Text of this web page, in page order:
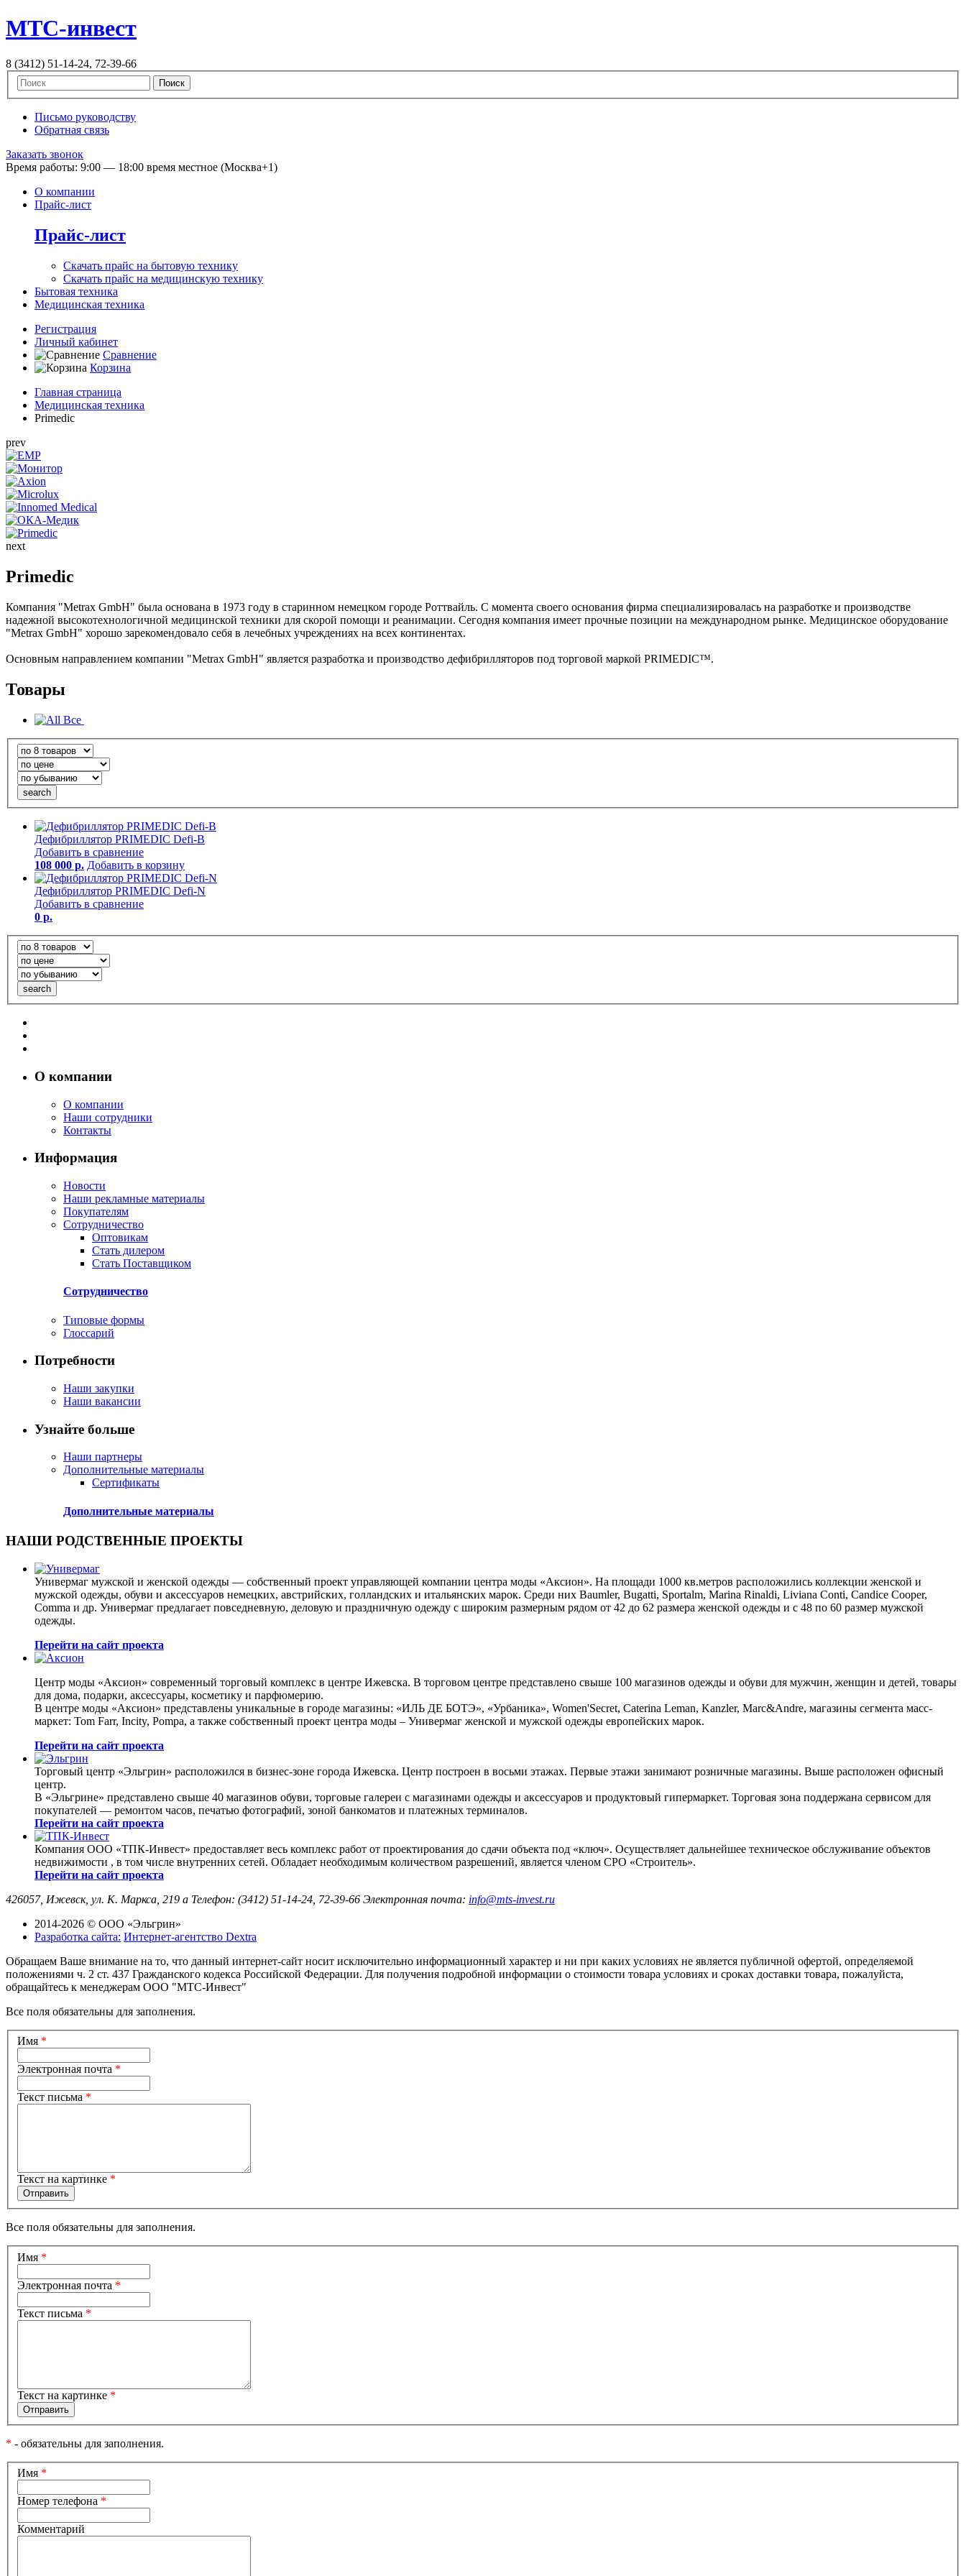
MTC-инвест
8 (3412) 51-14-24, 72-39-66
Письмо руководству
Обратная связь
Заказать звонок
Время работы: 9:00 — 18:00 время местное (Москва+1)
О компании
Прайс-лист
Прайс-лист
Скачать прайс на бытовую технику
Скачать прайс на медицинскую технику
Бытовая техника
Медицинская техника
Регистрация
Личный кабинет
Сравнение
Корзина
Главная страница
Медицинская техника
Primedic
prev
next
Primedic
Компания "Metrax GmbH" была основана в 1973 году в старинном немецком городе Роттвайль. С момента своего основания фирма специализировалась на разработке и производстве
надежной высокотехнологичной медицинской техники для скорой помощи и реанимации. Сегодня компания имеет прочные позиции на международном рынке. Медицинское оборудование
"Metrax GmbH" хорошо зарекомендовало себя в лечебных учреждениях на всех континентах.
Основным направлением компании "Metrax GmbH" является разработка и производство дефибрилляторов под торговой маркой PRIMEDIC™.
Товары
Все
Дефибриллятор PRIMEDIC Defi-B
Добавить в сравнение
108 000 р. Добавить в корзину
Дефибриллятор PRIMEDIC Defi-N
Добавить в сравнение
0 р.
О компании
О компании
Наши сотрудники
Контакты
Информация
Новости
Наши рекламные материалы
Покупателям
Сотрудничество
Оптовикам
Стать дилером
Стать Поставщиком
Сотрудничество
Типовые формы
Глоссарий
Потребности
Наши закупки
Наши вакансии
Узнайте больше
Наши партнеры
Дополнительные материалы
Сертификаты
Дополнительные материалы
НАШИ РОДСТВЕННЫЕ ПРОЕКТЫ
Универмаг мужской и женской одежды — собственный проект управляющей компании центра моды «Аксион». На площади 1000 кв.метров расположились коллекции женской и
мужской одежды, обуви и аксессуаров немецких, австрийских, голландских и итальянских марок. Среди них Baumler, Bugatti, Sportalm, Marina Rinaldi, Liviana Conti, Candice Cooper,
Comma и др. Универмаг предлагает повседневную, деловую и праздничную одежду с широким размерным рядом от 42 до 62 размера женской одежды и с 48 по 60 размер мужской
одежды.
Перейти на сайт проекта
Центр моды «Аксион» современный торговый комплекс в центре Ижевска. В торговом центре представлено свыше 100 магазинов одежды и обуви для мужчин, женщин и детей, товары
для дома, подарки, аксессуары, косметику и парфюмерию.
В центре моды «Аксион» представлены уникальные в городе магазины: «ИЛЬ ДЕ БОТЭ», «Урбаника», Women'Secret, Caterina Leman, Kanzler, Marc&Andre, магазины сегмента масс-
маркет: Tom Farr, Incity, Pompa, а также собственный проект центра моды – Универмаг женской и мужской одежды европейских марок.
Перейти на сайт проекта
Торговый центр «Эльгрин» расположился в бизнес-зоне города Ижевска. Центр построен в восьми этажах. Первые этажи занимают розничные магазины. Выше расположен офисный
центр.
В «Эльгрине» представлено свыше 40 магазинов обуви, торговые галереи с магазинами одежды и аксессуаров и продуктовый гипермаркет. Торговая зона поддержана сервисом для
покупателей — ремонтом часов, печатью фотографий, зоной банкоматов и платежных терминалов.
Перейти на сайт проекта
Компания ООО «ТПК-Инвест» предоставляет весь комплекс работ от проектирования до сдачи объекта под «ключ». Осуществляет дальнейшее техническое обслуживание объектов
недвижимости , в том числе внутренних сетей. Обладает необходимым количеством разрешений, является членом СРО «Строитель».
Перейти на сайт проекта
426057, Ижевск, ул. К. Маркса, 219 а Телефон: (3412) 51-14-24, 72-39-66 Электронная почта: info@mts-invest.ru
2014-2026 © ООО «Эльгрин»
Разработка сайта: Интернет-агентство Dextra
Обращаем Ваше внимание на то, что данный интернет-сайт носит исключительно информационный характер и ни при каких условиях не является публичной офертой, определяемой
положениями ч. 2 ст. 437 Гражданского кодекса Российской Федерации. Для получения подробной информации о стоимости товара условиях и сроках доставки товара, пожалуйста,
обращайтесь к менеджерам ООО "МТС-Инвест"
Все поля обязательны для заполнения.
Имя *
Электронная почта *
Текст письма *
Текст на картинке *
Все поля обязательны для заполнения.
Имя *
Электронная почта *
Текст письма *
Текст на картинке *
* - обязательны для заполнения.
Имя *
Номер телефона *
Комментарий